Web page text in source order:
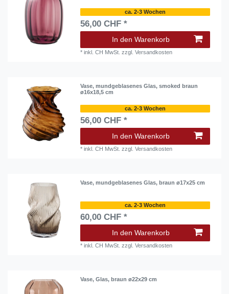
ca. 2-3 Wochen
56,00 CHF *
In den Warenkorb
*inkl. CH MwSt. zzgl.Versandkosten
Vase, mundgeblasenes Glas, smoked braun
ø16x18,5 cm
ca. 2-3 Wochen
56,00 CHF *
In den Warenkorb
*inkl. CH MwSt. zzgl.Versandkosten
Vase, mundgeblasenes Glas, braun ø17x25 cm
ca. 2-3 Wochen
60,00 CHF *
In den Warenkorb
*inkl. CH MwSt. zzgl.Versandkosten
Vase, Glas, braun ø22x29 cm